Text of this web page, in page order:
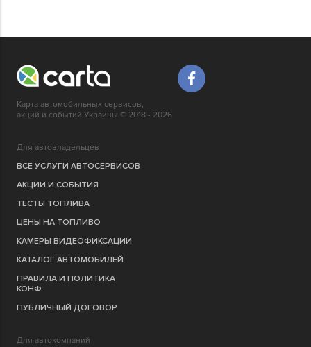
Карта автомобильных сервисов,
акций и событий Украины © 2018 - 2026
Для автовладельцев
ВСЕ УСЛУГИ АВТОСЕРВИСОВ
АКЦИИ И СОБЫТИЯ
ТЕСТЫ ТОПЛИВА
ЦЕНЫ НА ТОПЛИВО
КАМЕРЫ ВИДЕОФИКСАЦИИ
КАТАЛОГ АВТОМОБИЛЕЙ
ПРАВИЛА И ПОЛИТИКА
КОНФ.
ПУБЛИЧНЫЙ ДОГОВОР
Для автокомпаний